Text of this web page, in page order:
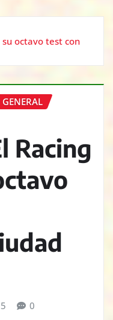
su octavo test con
GENERAL
Racing
0